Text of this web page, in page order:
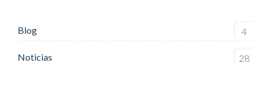
Blog 4
Noticias 28